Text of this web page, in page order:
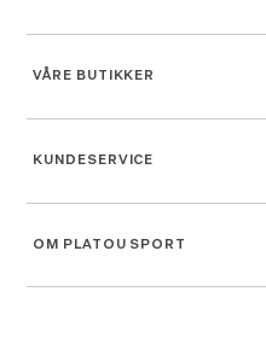
VÅRE BUTIKKER
KUNDESERVICE
OM PLATOU SPORT